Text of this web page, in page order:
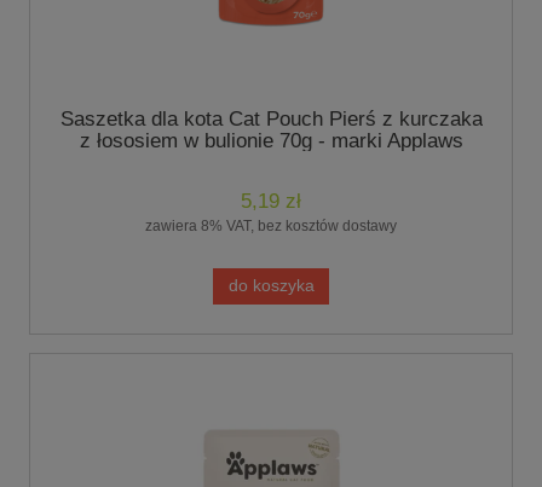
Saszetka dla kota Cat Pouch Pierś z kurczaka
z łososiem w bulionie 70g - marki Applaws
5,19 zł
zawiera 8% VAT, bez kosztów dostawy
do koszyka